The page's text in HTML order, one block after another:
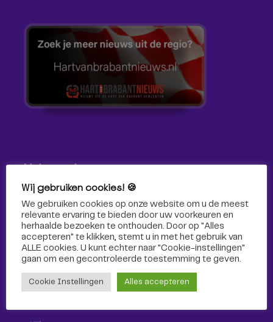
Volg ons!
Volg Omroep Tilburg niet alleen hier, maar ook via social
media!
Wij gebruiken cookies! 🍪
We gebruiken cookies op onze website om u de meest
relevante ervaring te bieden door uw voorkeuren en
herhaalde bezoeken te onthouden. Door op "Alles
accepteren" te klikken, stemt u in met het gebruik van
ALLE cookies. U kunt echter naar "Cookie-instellingen"
gaan om een ​​gecontroleerde toestemming te geven.
Cookie Instellingen Alles accepteren